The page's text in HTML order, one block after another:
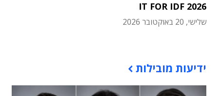
IT FOR IDF 2026
שלישי, 20 באוקטובר 2026
ידיעות מובילות